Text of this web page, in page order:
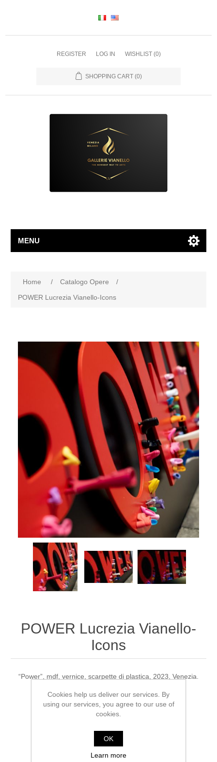
REGISTER LOG IN WISHLIST (0)
SHOPPING CART (0)
MENU
Home / Catalogo Opere
/
POWER Lucrezia Vianello-Icons
POWER Lucrezia Vianello-
Icons
“Power”, mdf, vernice, scarpette di plastica, 2023, Venezia.
Be the first to review this product
Lucrezia Vianello - Icons
€10500.00 incl tax
Cookies help us deliver our services. By
using our services, you agree to our use of
cookies.
OK
Learn more